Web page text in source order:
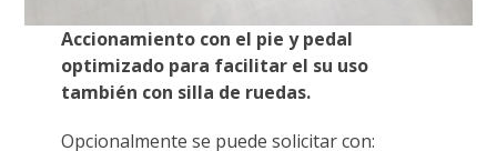
Accionamiento con el pie y pedal
optimizado para facilitar el su uso
también con silla de ruedas.
Opcionalmente se puede solicitar con: